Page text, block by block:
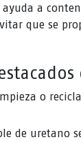
a
que se
o
de uretano